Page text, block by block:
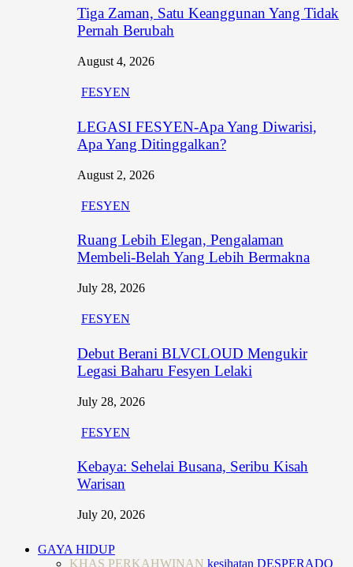
Tiga Zaman, Satu Keanggunan Yang Tidak
Pernah Berubah
August 4, 2026
FESYEN
LEGASI FESYEN-Apa Yang Diwarisi,
Apa Yang Ditinggalkan?
August 2, 2026
FESYEN
Ruang Lebih Elegan, Pengalaman
Membeli-Belah Yang Lebih Bermakna
July 28, 2026
FESYEN
Debut Berani BLVCLOUD Mengukir
Legasi Baharu Fesyen Lelaki
July 28, 2026
FESYEN
Kebaya: Sehelai Busana, Seribu Kisah
Warisan
July 20, 2026
GAYA HIDUP
KHAS PERKAHWINAN kesihatan DESPERADO